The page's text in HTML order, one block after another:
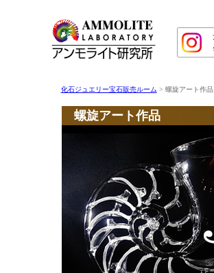
化石ジュエリー宝石販売ルーム > 螺旋アート作品
螺旋アート作品